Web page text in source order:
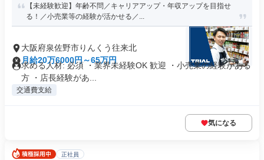
【未経験歓迎】年齢不問／キャリアアップ・年収アップを目指せ
る！／小売業等の経験が活かせる／...
大阪府泉佐野市りんくう往来北
月給20万6000円～65万円
求める人材: 必須 ・業界未経験OK 歓迎 ・小売業の経験がある
方 ・店長経験があ...
交通費支給
気になる
正社員